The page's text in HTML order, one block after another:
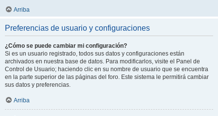
Arriba
Preferencias de usuario y configuraciones
¿Cómo se puede cambiar mi configuración?
Si es un usuario registrado, todos sus datos y configuraciones están
archivados en nuestra base de datos. Para modificarlos, visite el Panel de
Control de Usuario; haciendo clic en su nombre de usuario que se encuentra
en la parte superior de las páginas del foro. Este sistema le permitirá cambiar
sus datos y preferencias.
Arriba